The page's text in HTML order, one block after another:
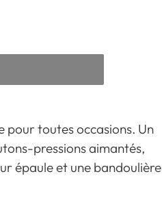
pour toutes occasions. Un
pressions aimantés,
épaule et une bandoulière